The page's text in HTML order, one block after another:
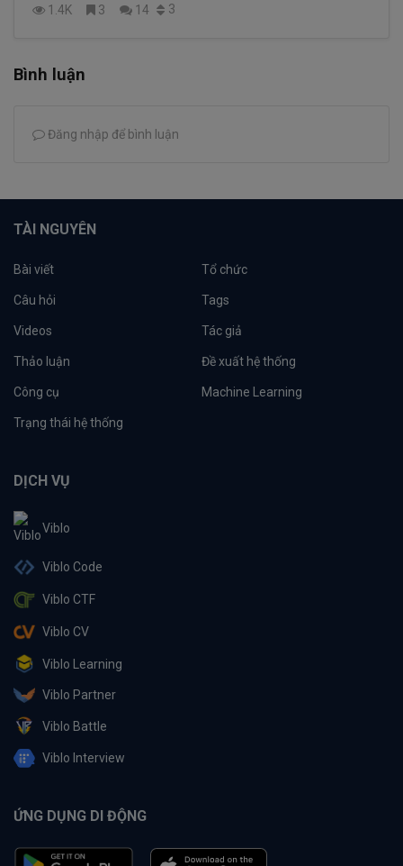
1.4K 3 14 3
Bình luận
Đăng nhập để bình luận
TÀI NGUYÊN
Bài viết Tổ chức
Câu hỏi Tags
Videos Tác giả
Thảo luận Đề xuất hệ thống
Công cụ Machine Learning
Trạng thái hệ thống
DỊCH VỤ
Viblo
Viblo Code
Viblo CTF
Viblo CV
Viblo Learning
Viblo Partner
Viblo Battle
Viblo Interview
ỨNG DỤNG DI ĐỘNG